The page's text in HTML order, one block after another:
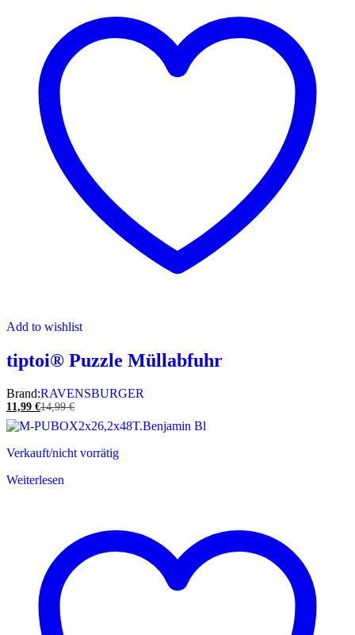
Add to wishlist
tiptoi® Puzzle Müllabfuhr
Brand:RAVENSBURGER
11,99 €14,99€
Verkauft/nicht vorrätig
Weiterlesen